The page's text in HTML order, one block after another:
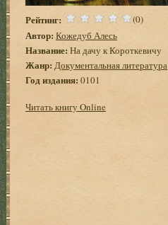
Рейтинг: (0)
Автор: Кожедуб Алесь
Название: На дачу к Короткевичу
Жанр: Документальная литература
Год издания: 0101
Читать книгу Online